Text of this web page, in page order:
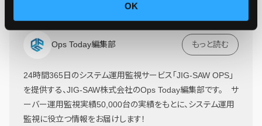
OK
Ops Today編集部 もっと読む
24時間365日のシステム運用監視サービス「JIG-SAW OPS」
を提供する、JIG-SAW株式会社のOps Today編集部です。 サ
ーバー運用監視実績50,000台の実績をもとに、システム運用
監視に役立つ情報をお届けします！